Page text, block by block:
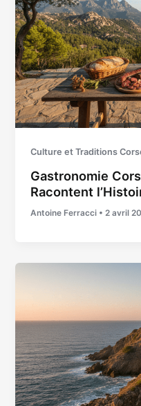
Culture et Traditions
Gastronomie
Racontent
Antoine Ferracci •2 avril